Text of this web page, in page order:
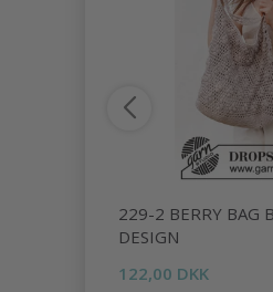
229-2 BERRY BAG
DESIGN
122,00 DKK